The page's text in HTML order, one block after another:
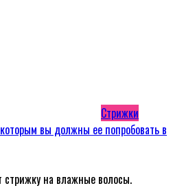
Стрижки
вы должны ее попробовать в
на влажные волосы.